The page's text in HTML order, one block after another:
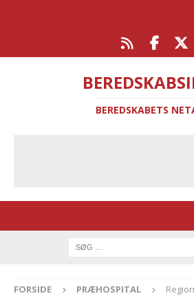
BEREDSKABETS
FORSIDE PRÆHOSPITAL